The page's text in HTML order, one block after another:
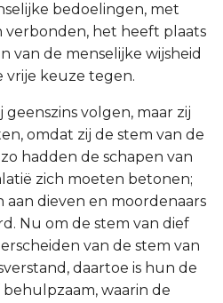
bedoelingen, met
verbonden, het heeft plaats
van de menselijke wijsheid
vrije keuze tegen.
volgen, maar zij
omdat zij de stem van de
hadden de schapen van
zich moeten betonen;
aan dieven en moordenaars
Nu om de stem van dief
van de stem van
daartoe is hun de
waarin de